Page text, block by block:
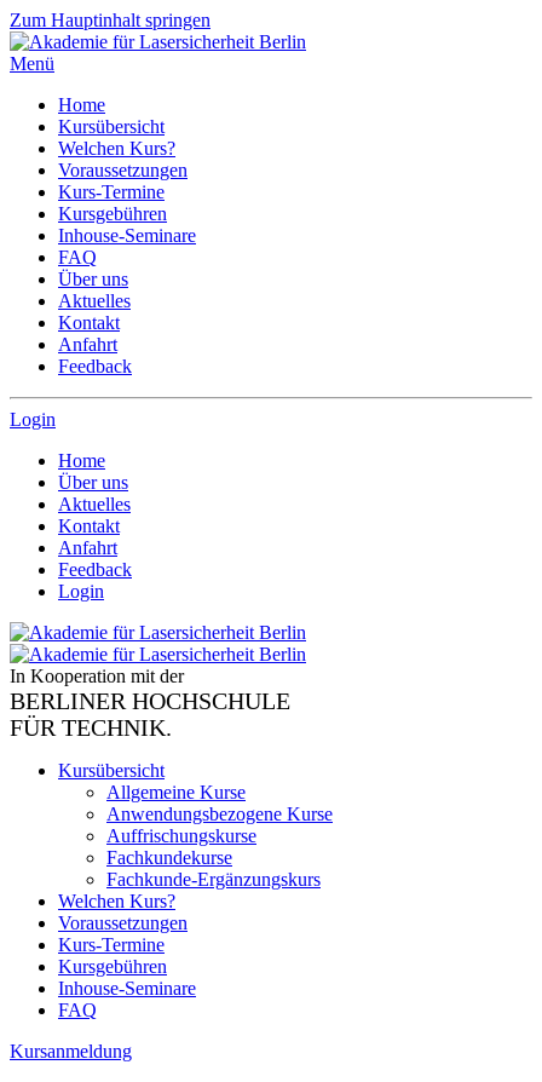
Zum Hauptinhalt springen
Menü
Home
Kursübersicht
Welchen Kurs?
Voraussetzungen
Kurs-Termine
Kursgebühren
Inhouse-Seminare
FAQ
Über uns
Aktuelles
Kontakt
Anfahrt
Feedback
Login
Home
Über uns
Aktuelles
Kontakt
Anfahrt
Feedback
Login
In Kooperation mit der
BERLINER HOCHSCHULE
FÜR TECHNIK.
Kursübersicht
Allgemeine Kurse
Anwendungsbezogene Kurse
Auffrischungskurse
Fachkundekurse
Fachkunde-Ergänzungskurs
Welchen Kurs?
Voraussetzungen
Kurs-Termine
Kursgebühren
Inhouse-Seminare
FAQ
Kursanmeldung